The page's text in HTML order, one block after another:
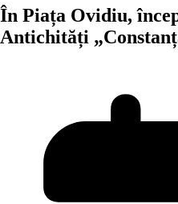
În Piața Ovidiu,
Antichități